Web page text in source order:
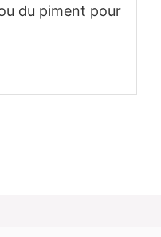
du piment pour